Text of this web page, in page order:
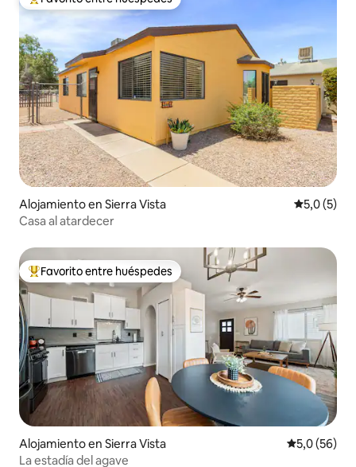
Favorito entre los huéspedes más destacados
Alojamiento en Sierra Vista
5,0 (5)
Casa al atardecer
Favorito entre los huéspedes más destacados
Favorito entre huéspedes
Alojamiento en Sierra Vista Calificación
5,0 (56)
La estadía del agave